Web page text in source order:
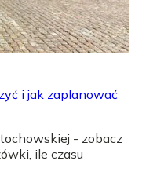
i jak zaplanować
- zobacz
ile czasu